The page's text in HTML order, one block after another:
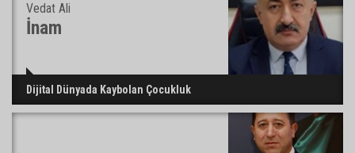
Vedat Ali
İnam
Dijital Dünyada Kaybolan Çocukluk